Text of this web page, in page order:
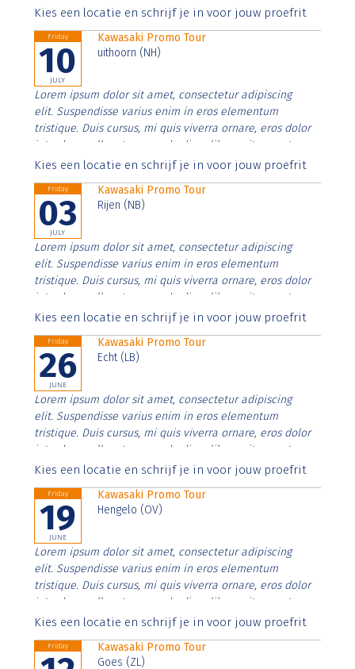
Aenean faucibus nibh et justo cursus id rutrum lorem
Kies een locatie en schrijf je in voor jouw proefrit
Friday
10
JULY
Kawasaki Promo Tour
uithoorn (NH)
Lorem ipsum dolor sit amet, consectetur adipiscing
elit. Suspendisse varius enim in eros elementum
tristique. Duis cursus, mi quis viverra ornare, eros dolor
interdum nulla, ut commodo diam libero vitae erat.
Aenean faucibus nibh et justo cursus id rutrum lorem
Kies een locatie en schrijf je in voor jouw proefrit
Friday
03
JULY
Kawasaki Promo Tour
Rijen (NB)
Lorem ipsum dolor sit amet, consectetur adipiscing
elit. Suspendisse varius enim in eros elementum
tristique. Duis cursus, mi quis viverra ornare, eros dolor
interdum nulla, ut commodo diam libero vitae erat.
Aenean faucibus nibh et justo cursus id rutrum lorem
Kies een locatie en schrijf je in voor jouw proefrit
Friday
26
JUNE
Kawasaki Promo Tour
Echt (LB)
Lorem ipsum dolor sit amet, consectetur adipiscing
elit. Suspendisse varius enim in eros elementum
tristique. Duis cursus, mi quis viverra ornare, eros dolor
interdum nulla, ut commodo diam libero vitae erat.
Aenean faucibus nibh et justo cursus id rutrum lorem
Kies een locatie en schrijf je in voor jouw proefrit
Friday
19
JUNE
Kawasaki Promo Tour
Hengelo (OV)
Lorem ipsum dolor sit amet, consectetur adipiscing
elit. Suspendisse varius enim in eros elementum
tristique. Duis cursus, mi quis viverra ornare, eros dolor
interdum nulla, ut commodo diam libero vitae erat.
Aenean faucibus nibh et justo cursus id rutrum lorem
Kies een locatie en schrijf je in voor jouw proefrit
Friday
Kawasaki Promo Tour
Goes (ZL)